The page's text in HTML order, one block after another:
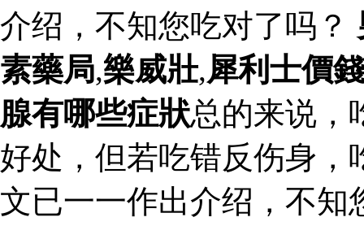
介绍，不知您吃对了吗？
素藥局,樂威壯,犀利士價錢
腺有哪些症狀总的来说，
好处，但若吃错反伤身，
文已一一作出介绍，不知